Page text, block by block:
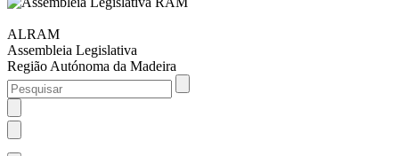
ALRAM
Assembleia Legislativa
Região Autónoma da Madeira